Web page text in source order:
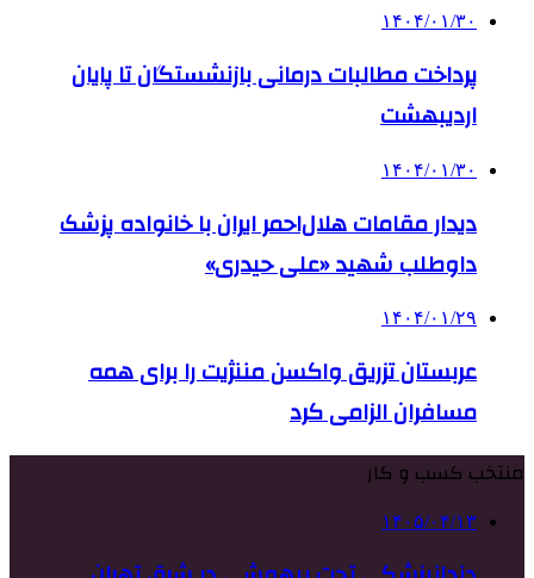
۱۴۰۴/۰۱/۳۰
پرداخت مطالبات درمانی بازنشستگان تا پایان
اردیبهشت‌
۱۴۰۴/۰۱/۳۰
دیدار مقامات هلال‌احمر ایران با خانواده پزشک
داوطلب شهید «علی حیدری»
۱۴۰۴/۰۱/۲۹
عربستان تزریق واکسن مننژیت را برای همه
مسافران الزامی کرد
منتخب کسب و کار
۱۴۰۵/۰۴/۱۳